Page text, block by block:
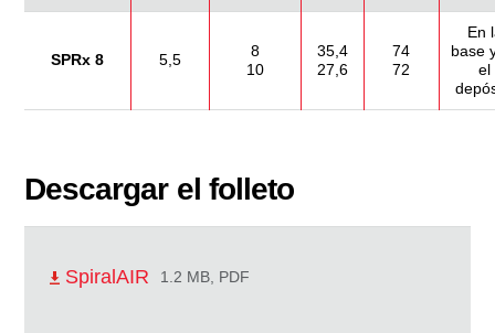
SPRx 8 5,5
8
10
35,4
27,6
74
72
En
base
el
Descargar el folleto
SpiralAIR 1.2 MB, PDF